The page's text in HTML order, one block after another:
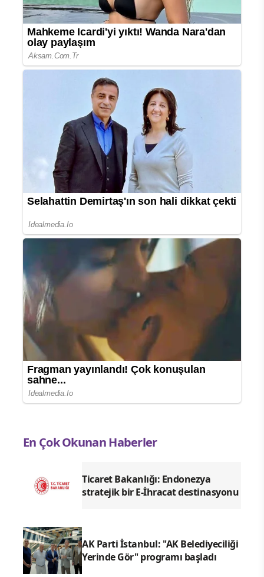
En Çok Okunan Haberler
Ticaret Bakanlığı: Endonezya
stratejik bir E-İhracat destinasyonu
AK Parti İstanbul: ''AK Belediyeciliği
Yerinde Gör'' programı başladı